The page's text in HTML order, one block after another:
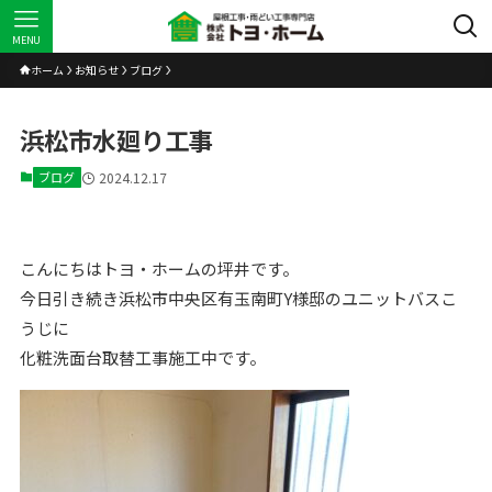
MENU
ホーム お知らせ ブログ
浜松市水廻り工事
ブログ 2024.12.17
こんにちはトヨ・ホームの坪井です。
今日引き続き浜松市中央区有玉南町Y様邸のユニットバスこ
うじに
化粧洗面台取替工事施工中です。